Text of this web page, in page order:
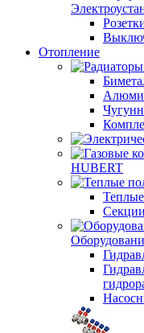
Отопление
HUBERT